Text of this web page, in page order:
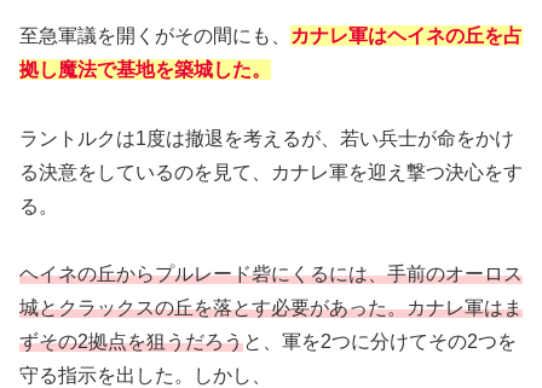
至急軍議を開くがその間にも、
カナレ軍はヘイネの丘を占
拠し魔法で基地を築城した。
ラントルクは1度は撤退を考えるが、若い兵士が命をかけ
る決意をしているのを見て、カナレ軍を迎え撃つ決心をす
る。
ヘイネの丘からプルレード砦にくるには、手前のオーロス
城とクラックスの丘を落とす必要があった。カナレ軍はま
ずその2拠点を狙うだろうと、軍を2つに分けてその2つを
守る指示を出した。しかし、